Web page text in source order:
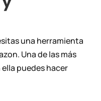
una herramienta
Una de las más
ella puedes hacer